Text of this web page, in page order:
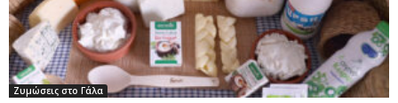
Ζυμώσεις στο Γάλα